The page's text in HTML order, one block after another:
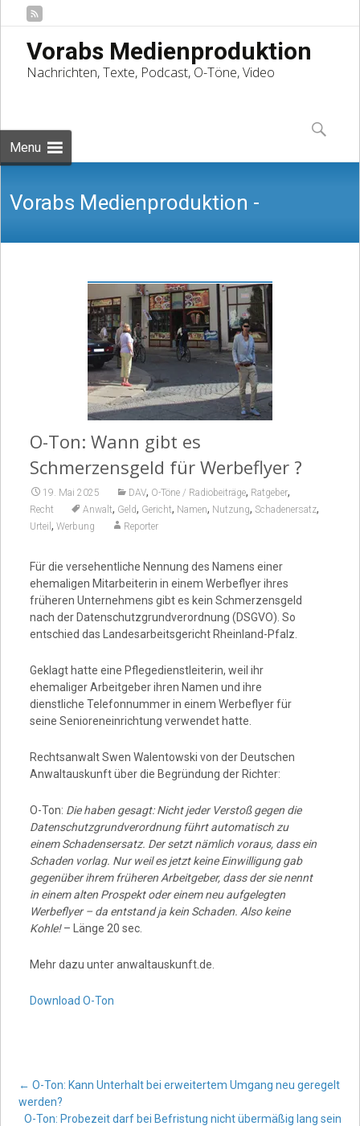
Vorabs Medienproduktion
Nachrichten, Texte, Podcast, O-Töne, Video
Menu
to
content
Suchen
nach:
Vorabs Medienproduktion -
Nachrichten, Texte, Podcast, O-Töne,
O-Ton: Wann gibt es
Schmerzensgeld für Werbeflyer ?
19. Mai 2025 DAV, O-Töne / Radiobeiträge, Ratgeber,
Recht Anwalt, Geld, Gericht, Namen, Nutzung, Schadenersatz,
Urteil , Werbung Reporter
Für die versehentliche Nennung des Namens einer
ehemaligen Mitarbeiterin in einem Werbeflyer ihres
früheren Unternehmens gibt es kein Schmerzensgeld
nach der Datenschutzgrundverordnung (DSGVO). So
entschied das Landesarbeitsgericht Rheinland-Pfalz.
Geklagt hatte eine Pflegedienstleiterin, weil ihr
ehemaliger Arbeitgeber ihren Namen und ihre
dienstliche Telefonnummer in einem Werbeflyer für
seine Senioreneinrichtung verwendet hatte.
Rechtsanwalt Swen Walentowski von der Deutschen
Anwaltauskunft über die Begründung der Richter:
O-Ton: Die haben gesagt: Nicht jeder Verstoß gegen die
Datenschutzgrundverordnung führt automatisch zu
einem Schadensersatz. Der setzt nämlich voraus, dass ein
Schaden vorlag. Nur weil es jetzt keine Einwilligung gab
gegenüber ihrem früheren Arbeitgeber, dass der sie nennt
in einem alten Prospekt oder einem neu aufgelegten
Werbeflyer – da entstand ja kein Schaden. Also keine
Kohle!– Länge 20 sec.
Mehr dazu unter anwaltauskunft.de.
Download O-Ton
Post
← O-Ton: Kann Unterhalt bei erweitertem Umgang neu geregelt
werden?
O-Ton: Probezeit darf bei Befristung nicht übermäßig lang sein